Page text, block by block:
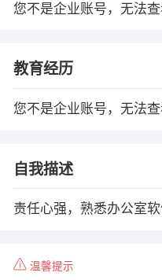
您不是企业账号，无法
教育经历
您不是企业账号，无法
自我描述
责任心强，熟悉办公室软
温馨提示